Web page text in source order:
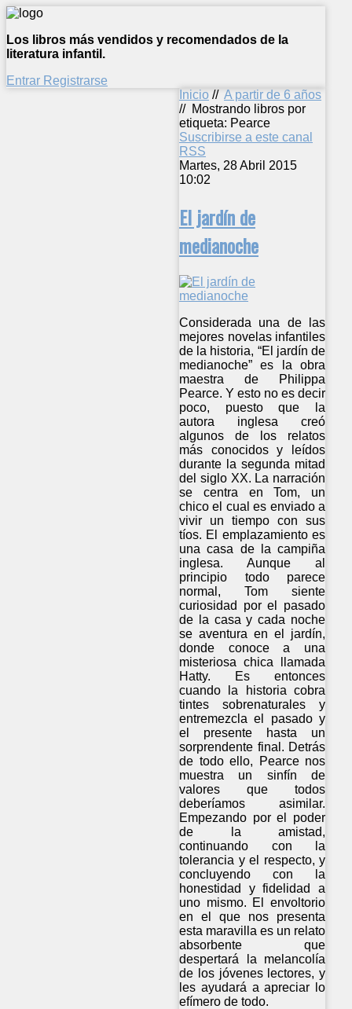
Los libros más vendidos y recomendados de la
literatura infantil.
Entrar Registrarse
Inicio // A partir de 6 años
// Mostrando libros por
etiqueta: Pearce
Suscribirse a este canal
RSS
Martes, 28 Abril 2015
10:02
El jardín de
medianoche
Considerada una de las
mejores novelas infantiles
de la historia, “El jardín de
medianoche” es la obra
maestra de Philippa
Pearce. Y esto no es decir
poco, puesto que la
autora inglesa creó
algunos de los relatos
más conocidos y leídos
durante la segunda mitad
del siglo XX. La narración
se centra en Tom, un
chico el cual es enviado a
vivir un tiempo con sus
tíos. El emplazamiento es
una casa de la campiña
inglesa. Aunque al
principio todo parece
normal, Tom siente
curiosidad por el pasado
de la casa y cada noche
se aventura en el jardín,
donde conoce a una
misteriosa chica llamada
Hatty. Es entonces
cuando la historia cobra
tintes sobrenaturales y
entremezcla el pasado y
el presente hasta un
sorprendente final. Detrás
de todo ello, Pearce nos
muestra un sinfín de
valores que todos
deberíamos asimilar.
Empezando por el poder
de la amistad,
continuando con la
tolerancia y el respecto, y
concluyendo con la
honestidad y fidelidad a
uno mismo. El envoltorio
en el que nos presenta
esta maravilla es un relato
absorbente que
despertará la melancolía
de los jóvenes lectores, y
les ayudará a apreciar lo
efímero de todo.